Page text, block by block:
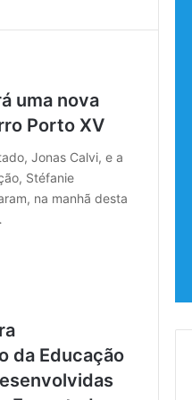
uma nova
Porto XV
Jonas Calvi, e a
Stéfanie
na manhã desta
da Educação